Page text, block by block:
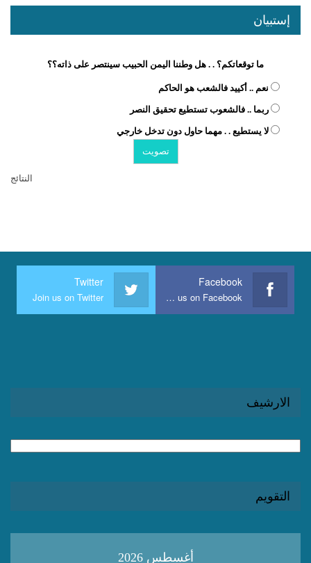
إستبيان
ما توقعاتكم؟ . . هل وطننا اليمن الحبيب سينتصر على ذاته؟؟
نعم .. أكييد فالشعب هو الحاكم
ربما .. فالشعوب تستطيع تحقيق النصر
لا يستطيع . . مهما حاول دون تدخل خارجي
النتائج
Facebook
Join us on Facebook
Twitter
Join us on Twitter
الارشيف
التقويم
أغسطس 2026